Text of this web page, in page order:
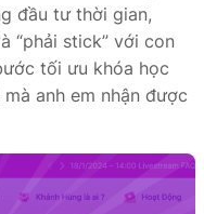
đầu tư thời gian,
“phải stick” với con
tối ưu khóa học
anh em nhận được